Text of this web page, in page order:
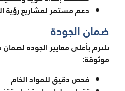
دعم مستمر لمشاريع رؤية
ضمان الجودة
نلتزم بأعلى معايير الجودة
موثوقة:
فحص دقيق للمواد الخام